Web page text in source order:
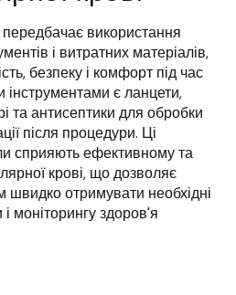
передбачає використання
і витратних матеріалів,
безпеку і комфорт під час
є ланцети,
та антисептики для обробки
після процедури. Ці
сприяють ефективному та
крові, що дозволяє
отримувати необхідні
і моніторингу здоров'я